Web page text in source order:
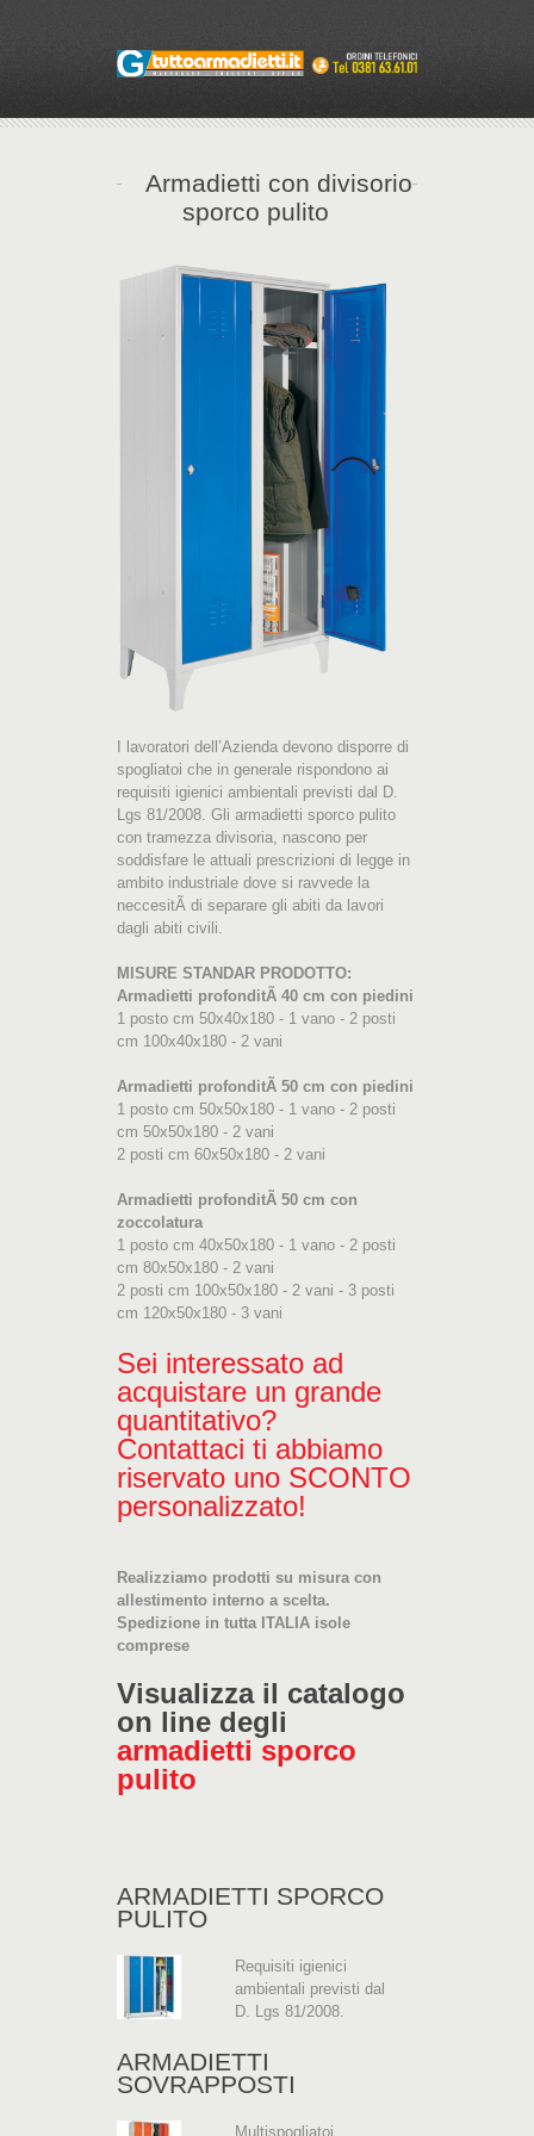
Armadietti con divisorio
sporco pulito
I lavoratori dell’Azienda devono disporre di
spogliatoi che in generale rispondono ai
requisiti igienici ambientali previsti dal D.
Lgs 81/2008. Gli armadietti sporco pulito
con tramezza divisoria, nascono per
soddisfare le attuali prescrizioni di legge in
ambito industriale dove si ravvede la
neccesitÃ di separare gli abiti da lavori
dagli abiti civili.
MISURE STANDAR PRODOTTO:
Armadietti profonditÃ 40 cm con piedini
1 posto cm 50x40x180 - 1 vano - 2 posti
cm 100x40x180 - 2 vani
Armadietti profonditÃ 50 cm con piedini
1 posto cm 50x50x180 - 1 vano - 2 posti
cm 50x50x180 - 2 vani
2 posti cm 60x50x180 - 2 vani
Armadietti profonditÃ 50 cm con
zoccolatura
1 posto cm 40x50x180 - 1 vano - 2 posti
cm 80x50x180 - 2 vani
2 posti cm 100x50x180 - 2 vani - 3 posti
cm 120x50x180 - 3 vani
Sei interessato ad
acquistare un grande
quantitativo?
Contattaci ti abbiamo
riservato uno SCONTO
personalizzato!
Realizziamo prodotti su misura con
allestimento interno a scelta.
Spedizione in tutta ITALIA isole
comprese
Visualizza il catalogo
on line degli
armadietti sporco
pulito
ARMADIETTI SPORCO
PULITO
Requisiti igienici
ambientali previsti dal
D. Lgs 81/2008.
ARMADIETTI
SOVRAPPOSTI
Multispogliatoi